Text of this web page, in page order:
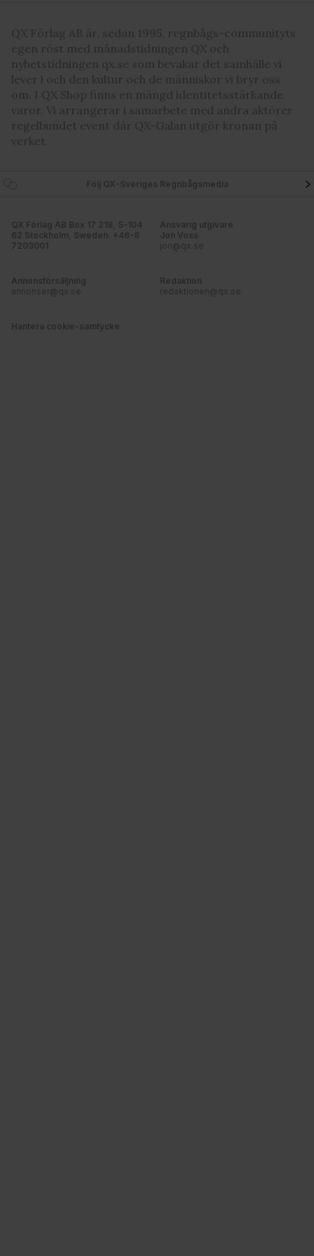
QX Förlag AB är, sedan 1995, regnbågs-communityts
egen röst med månadstidningen QX och
nyhetstidningen qx.se som bevakar det samhälle vi
lever i och den kultur och de människor vi bryr oss
om. I QX Shop finns en mängd identitetsstärkande
varor. Vi arrangerar i samarbete med andra aktörer
regelbundet event där QX-Galan utgör kronan på
verket.
Följ QX-Sveriges Regnbågsmedia
QX Förlag AB Box 17 218, S-104
62 Stockholm, Sweden. +46-8
7203001
Ansvarig utgivare
Jon Voss
jon@qx.se
Annonsförsäljning
annonser@qx.se
Redaktion
redaktionen@qx.se
Hantera cookie-samtycke